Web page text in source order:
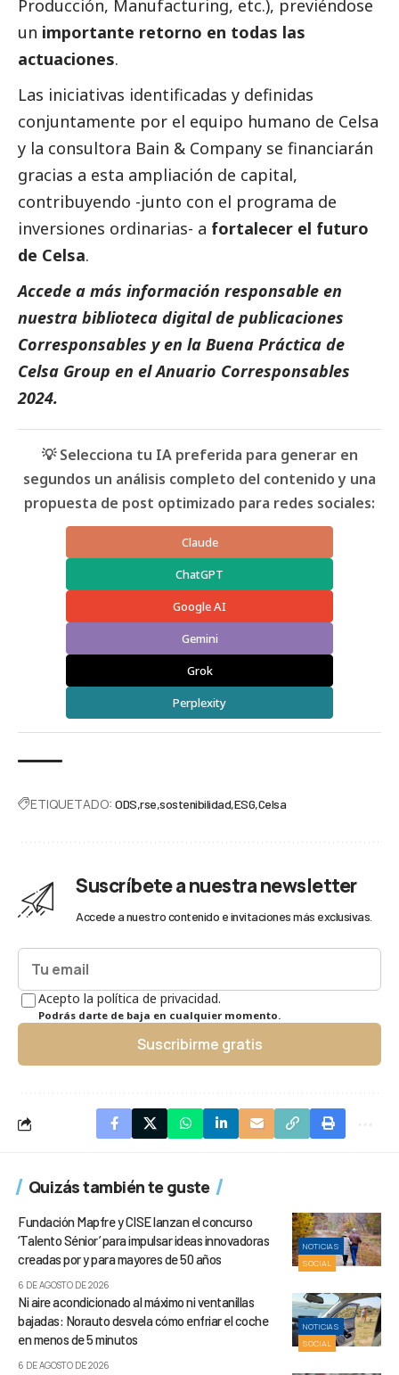
Producción, Manufacturing, etc.), previéndose
un importante retorno en todas las
actuaciones.
Las iniciativas identificadas y definidas
conjuntamente por el equipo humano de Celsa
y la consultora Bain & Company se financiarán
gracias a esta ampliación de capital,
contribuyendo -junto con el programa de
inversiones ordinarias- a fortalecer el futuro
de Celsa.
Accede a más información responsable en
nuestra biblioteca digital de publicaciones
Corresponsables y en la Buena Práctica de
Celsa Group en elAnuario Corresponsables
2024.
💡 Selecciona tu IA preferida para generar en
segundos un análisis completo del contenido y una
propuesta de post optimizado para redes sociales:
Claude
ChatGPT
Google AI
Gemini
Grok
Perplexity
ETIQUETADO: ODS rse sostenibilidad ESG Celsa
Suscríbete a nuestra newsletter
Accede a nuestro contenido e invitaciones más exclusivas.
Acepto la política de privacidad.
Podrás darte de baja en cualquier momento.
Suscribirme gratis
Quizás también te guste
NOTICIAS
SOCIAL
Fundación Mapfre y CISE lanzan el concurso
‘Talento Sénior’ para impulsar ideas innovadoras
creadas por y para mayores de 50 años
6 DE AGOSTO DE 2026
NOTICIAS
SOCIAL
Ni aire acondicionado al máximo ni ventanillas
bajadas: Norauto desvela cómo enfriar el coche
en menos de 5 minutos
6 DE AGOSTO DE 2026